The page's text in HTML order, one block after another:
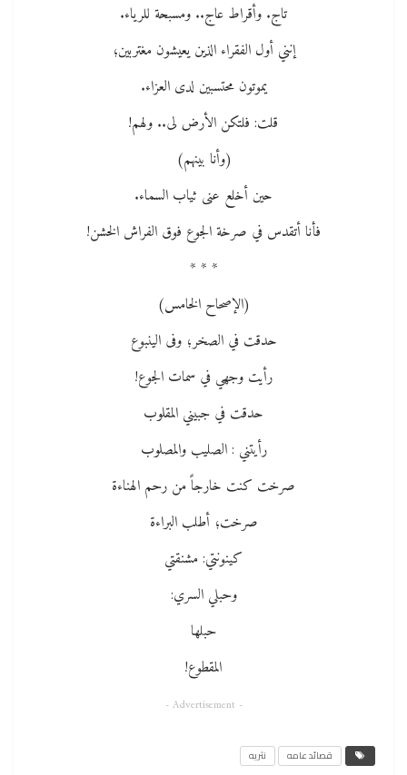
تاج. وأقراط عاج.. ومسبحة للرياء.
إنني أول الفقراء الذين يعيشون مغتربين؛
يموتون محتسبين لدى العزاء.
قلت: فلتكن الأرض لى.. ولهم!
(وأنا بينهم)
حين أخلع عنى ثياب السماء.
فأنا أتقدس في صرخة الجوع فوق الفراش الخشن!
* * *
(الإصحاح الخامس)
حدقت في الصخر؛ وفى الينبوع
رأيت وجهي في سمات الجوع!
حدقت في جبيني المقلوب
رأيتني : الصليب والمصلوب
صرخت كنت خارجاً من رحم الهناءة
صرخت؛ أطلب البراءة
كينونتي: مشنقتي
وحبلي السري:
حبلها
المقطوع!
- Advertisement -
قصائد عامه نثريه